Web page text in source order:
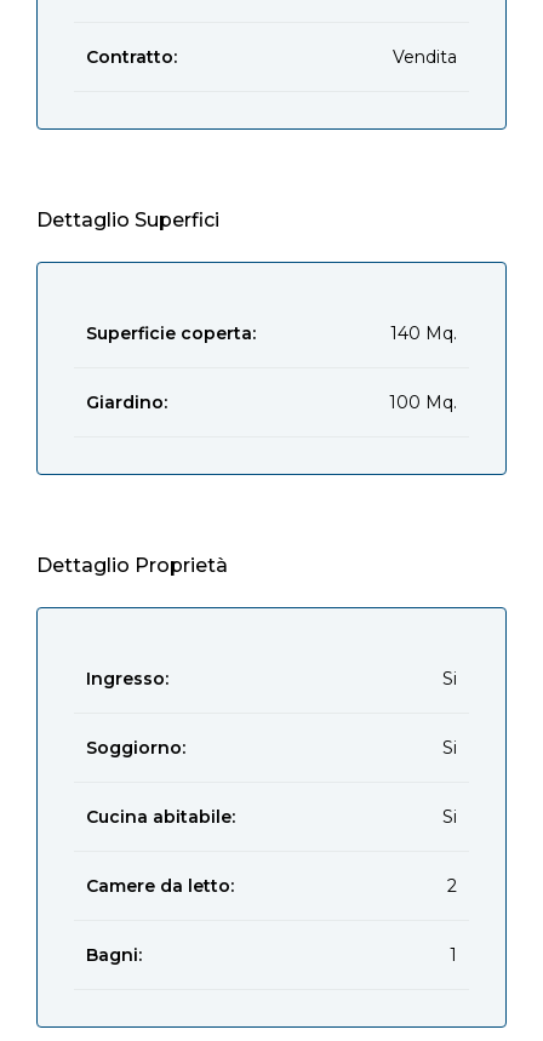
Contratto: Vendita
Dettaglio Superfici
Superficie coperta: 140 Mq.
Giardino: 100 Mq.
Dettaglio Proprietà
Ingresso: Si
Soggiorno: Si
Cucina abitabile: Si
Camere da letto: 2
Bagni: 1